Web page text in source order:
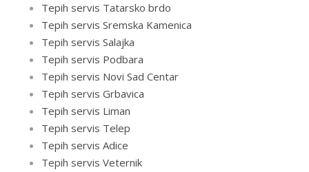
Tepih servis Tatarsko brdo
Tepih servis Sremska Kamenica
Tepih servis Salajka
Tepih servis Podbara
Tepih servis Novi Sad Centar
Tepih servis Grbavica
Tepih servis Liman
Tepih servis Telep
Tepih servis Adice
Tepih servis Veternik